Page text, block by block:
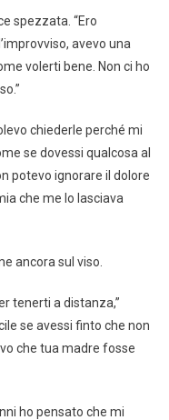
spezzata. “Ero
avevo una
volerti bene. Non ci ho
chiederle perché mi
se dovessi qualcosa al
potevo ignorare il dolore
che me lo lasciava
ancora sul viso.
tenerti a distanza,”
se avessi finto che non
che tua madre fosse
ho pensato che mi